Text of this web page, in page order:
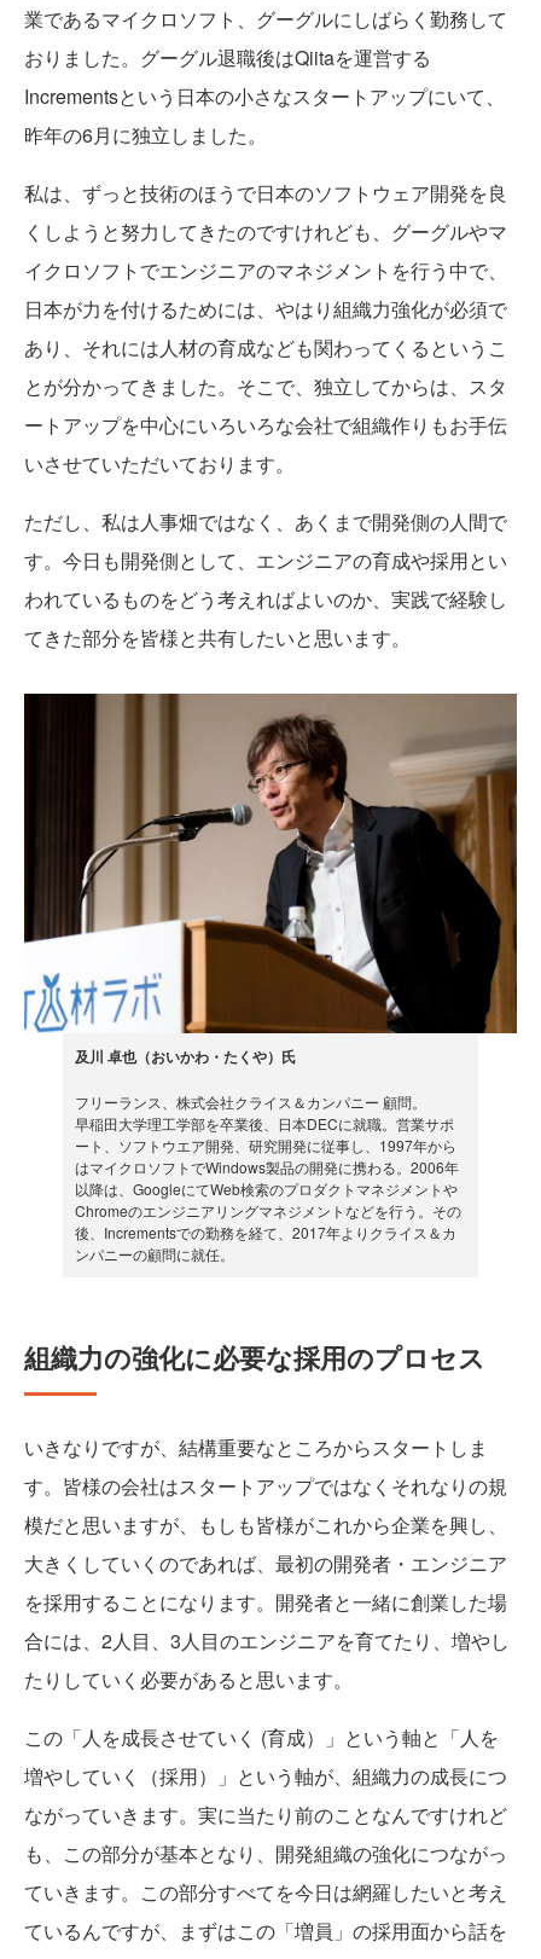
業であるマイクロソフト、グーグルにしばらく勤務して
おりました。グーグル退職後はQiitaを運営する
Incrementsという日本の小さなスタートアップにいて、
昨年の6月に独立しました。
私は、ずっと技術のほうで日本のソフトウェア開発を良
くしようと努力してきたのですけれども、グーグルやマ
イクロソフトでエンジニアのマネジメントを行う中で、
日本が力を付けるためには、やはり組織力強化が必須で
あり、それには人材の育成なども関わってくるというこ
とが分かってきました。そこで、独立してからは、スタ
ートアップを中心にいろいろな会社で組織作りもお手伝
いさせていただいております。
ただし、私は人事畑ではなく、あくまで開発側の人間で
す。今日も開発側として、エンジニアの育成や採用とい
われているものをどう考えればよいのか、実践で経験し
てきた部分を皆様と共有したいと思います。
及川 卓也（おいかわ・たくや）氏
フリーランス、株式会社クライス＆カンパニー 顧問。
早稲田大学理工学部を卒業後、日本DECに就職。営業サポ
ート、ソフトウエア開発、研究開発に従事し、1997年から
はマイクロソフトでWindows製品の開発に携わる。2006年
以降は、GoogleにてWeb検索のプロダクトマネジメントや
Chromeのエンジニアリングマネジメントなどを行う。その
後、Incrementsでの勤務を経て、2017年よりクライス＆カ
ンパニーの顧問に就任。
組織力の強化に必要な採用のプロセス
いきなりですが、結構重要なところからスタートしま
す。皆様の会社はスタートアップではなくそれなりの規
模だと思いますが、もしも皆様がこれから企業を興し、
大きくしていくのであれば、最初の開発者・エンジニア
を採用することになります。開発者と一緒に創業した場
合には、2人目、3人目のエンジニアを育てたり、増やし
たりしていく必要があると思います。
この「人を成長させていく (育成）」という軸と「人を
増やしていく（採用）」という軸が、組織力の成長につ
ながっていきます。実に当たり前のことなんですけれど
も、この部分が基本となり、開発組織の強化につながっ
ていきます。この部分すべてを今日は網羅したいと考え
ているんですが、まずはこの「増員」の採用面から話を